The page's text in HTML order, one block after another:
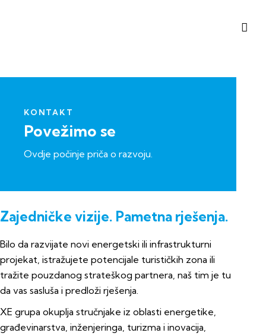
KONTAKT
Povežimo se
Ovdje počinje priča o razvoju.
Zajedničke vizije. Pametna rješenja.
Bilo da razvijate novi energetski ili infrastrukturni
projekat, istražujete potencijale turističkih zona ili
tražite pouzdanog strateškog partnera, naš tim je tu
da vas sasluša i predloži rješenja.
XE grupa okuplja stručnjake iz oblasti energetike,
građevinarstva, inženjeringa, turizma i inovacija,